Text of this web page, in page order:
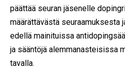
päättää seuran jäsenelle
määrättävästä seuraamuksesta
edellä mainituissa
ja sääntöjä alemmanasteisissa
tavalla.